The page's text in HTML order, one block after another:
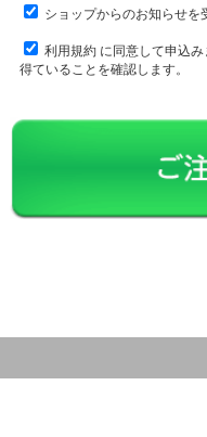
ショップからのお知らせを
利用規約に同意して申込み
得ていることを確認します。